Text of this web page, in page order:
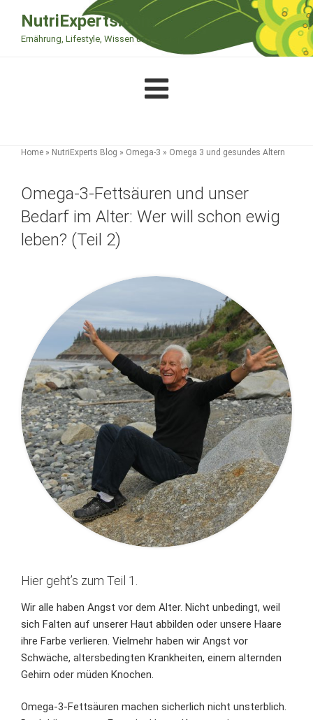
Inhalt
springen
NutriExperts.com
Ernährung, Lifestyle, Wissen und Therapie
Home » NutriExperts Blog » Omega-3 » Omega 3 und gesundes Altern
Omega-3-Fettsäuren und unser
Bedarf im Alter: Wer will schon ewig
leben? (Teil 2)
Hier geht’s zum Teil 1.
Wir alle haben Angst vor dem Alter. Nicht unbedingt, weil
sich Falten auf unserer Haut abbilden oder unsere Haare
ihre Farbe verlieren. Vielmehr haben wir Angst vor
Schwäche, altersbedingten Krankheiten, einem alternden
Gehirn oder müden Knochen.
Omega-3-Fettsäuren machen sicherlich nicht unsterblich.